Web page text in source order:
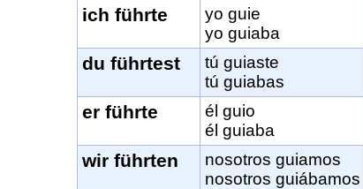
ich führte
yo guie
yo guiaba
du führtest
tú guiaste
tú guiabas
er führte
él guio
él guiaba
wir führten
nosotros guiamos
nosotros guiábamos